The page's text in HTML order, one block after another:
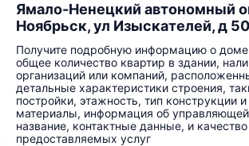
Ямало-Ненецкий автономный
Ноябрьск, ул Изыскателей, д 50
Получите подробную информацию о
общее количество квартир в здании,
организаций или компаний,
детальные характеристики строения,
постройки, этажность, тип конструкции
материалы, информация об
название, контактные данные, и качество
предоставляемых услуг